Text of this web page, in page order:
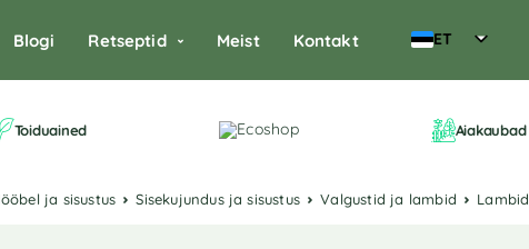
Blogi Retseptid Meist Kontakt ET
Toiduained Aiakaubad
Mööbel ja sisustus Sisekujundus ja sisustus Valgustid ja lambid Lambid